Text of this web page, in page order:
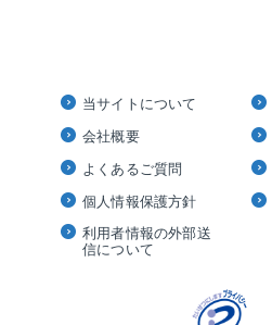
当サイトについて
会社概要
よくあるご質問
個人情報保護方針
利用者情報の外部送
信について